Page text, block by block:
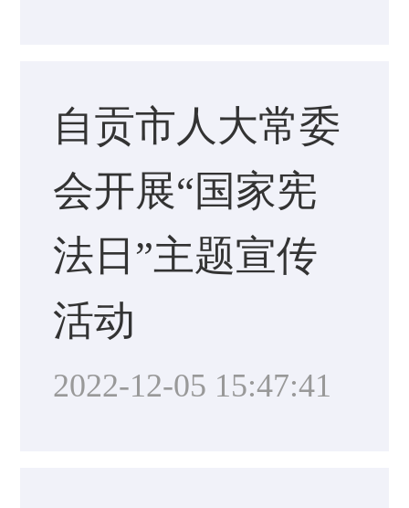
自贡市人大常委
会开展“国家宪
法日”主题宣传
活动
2022-12-05 15:47:41